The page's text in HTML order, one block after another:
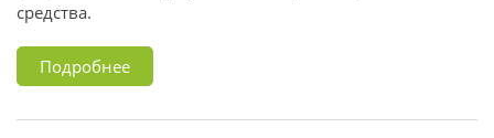
средства.
Подробнее